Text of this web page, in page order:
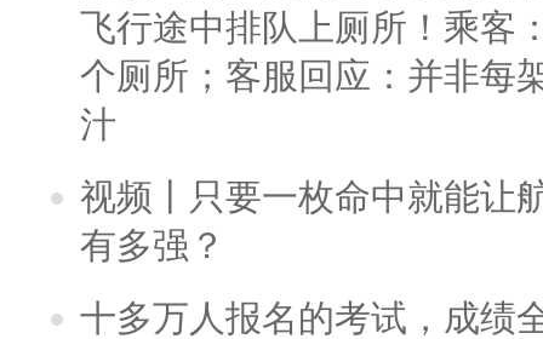
飞行途中排队上厕所！乘客
个厕所；客服回应：并非每
汁
视频丨只要一枚命中就能让
有多强？
十多万人报名的考试，成绩